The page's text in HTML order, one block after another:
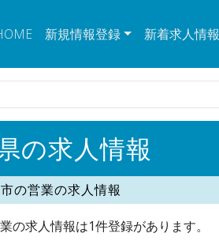
新規情報登録 新着求人情報
の求人情報
の営業の求人情報
の求人情報は1件登録があります。